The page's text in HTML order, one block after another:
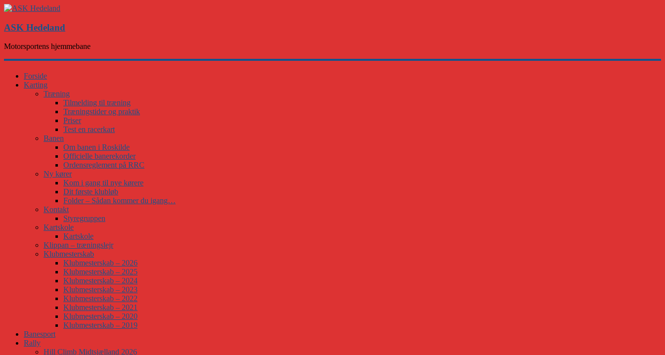
ASK Hedeland
Motorsportens hjemmebane
Forside
Karting
Træning
Tilmelding til træning
Træningstider og praktik
Priser
Test en racerkart
Banen
Om banen i Roskilde
Officielle banerekorder
Ordensreglement på RRC
Ny kører
Kom i gang til nye kørere
Dit første klubløb
Folder – Sådan kommer du igang…
Kontakt
Styregruppen
Kartskole
Kartskole
Klippan – træningslejr
Klubmesterskab
Klubmesterskab – 2026
Klubmesterskab – 2025
Klubmesterskab – 2024
Klubmesterskab – 2023
Klubmesterskab – 2022
Klubmesterskab – 2021
Klubmesterskab – 2020
Klubmesterskab – 2019
Banesport
Rally
Hill Climb Midtsjælland 2026